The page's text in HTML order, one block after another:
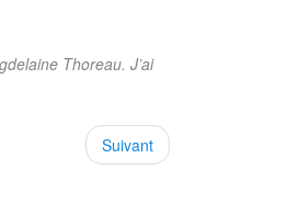
Thoreau. J’ai
Suivant